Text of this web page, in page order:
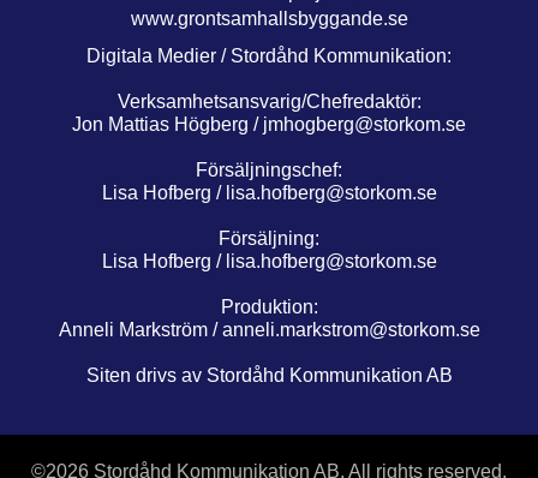
www.grontsamhallsbyggande.se
Digitala Medier / Stordåhd Kommunikation:
Verksamhetsansvarig/Chefredaktör:
Jon Mattias Högberg / jmhogberg@storkom.se
Försäljningschef:
Lisa Hofberg / lisa.hofberg@storkom.se
Försäljning:
Lisa Hofberg / lisa.hofberg@storkom.se
Produktion:
Anneli Markström /anneli.markstrom@storkom.se
Siten drivs av Stordåhd Kommunikation AB
©2026 Stordåhd Kommunikation AB, All rights reserved.